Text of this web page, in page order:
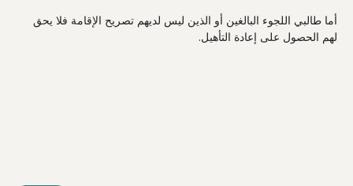
أما طالبي اللجوء البالغين أو الذين ليس لديهم تصريح الإقامة فلا يحق
لهم الحصول على إعادة التأهيل.